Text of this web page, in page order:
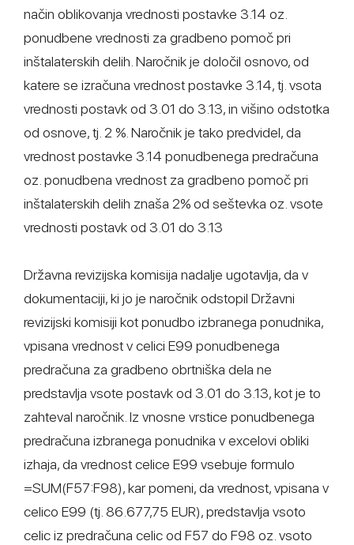
način oblikovanja vrednosti postavke 3.14 oz.
ponudbene vrednosti za gradbeno pomoč pri
inštalaterskih delih. Naročnik je določil osnovo, od
katere se izračuna vrednost postavke 3.14, tj. vsota
vrednosti postavk od 3.01 do 3.13, in višino odstotka
od osnove, tj. 2 %. Naročnik je tako predvidel, da
vrednost postavke 3.14 ponudbenega predračuna
oz. ponudbena vrednost za gradbeno pomoč pri
inštalaterskih delih znaša 2% od seštevka oz. vsote
vrednosti postavk od 3.01 do 3.13
Državna revizijska komisija nadalje ugotavlja, da v
dokumentaciji, ki jo je naročnik odstopil Državni
revizijski komisiji kot ponudbo izbranega ponudnika,
vpisana vrednost v celici E99 ponudbenega
predračuna za gradbeno obrtniška dela ne
predstavlja vsote postavk od 3.01 do 3.13, kot je to
zahteval naročnik. Iz vnosne vrstice ponudbenega
predračuna izbranega ponudnika v excelovi obliki
izhaja, da vrednost celice E99 vsebuje formulo
=SUM(F57:F98), kar pomeni, da vrednost, vpisana v
celico E99 (tj. 86.677,75 EUR), predstavlja vsoto
celic iz predračuna celic od F57 do F98 oz. vsoto